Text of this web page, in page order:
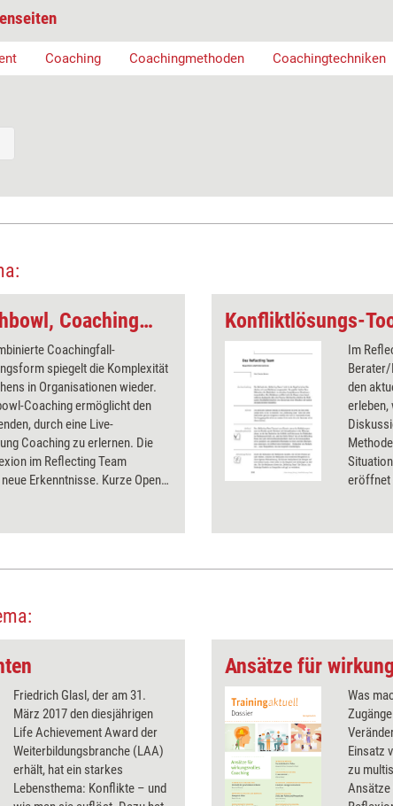
Coaching Coachingmethoden Coachingtechniken
Train the Coach: Fishbowl, Coachingfall, Open Staff Meeting und Reflecting Team in einem Modul
Coachingfall-
spiegelt die Komplexität
in Organisationen wieder.
Coaching ermöglicht den
durch eine Live-
Coaching zu erlernen. Die
im Reflecting Team
Erkenntnisse. Kurze Open
einen Einblick in die Dynamik
Im
den
erleben,
eröffnet
Friedrich Glasl, der am 31.
März 2017 den diesjährigen
Life Achievement Award der
Weiterbildungsbranche (LAA)
erhält, hat ein starkes
Lebensthema: Konflikte – und
Ansätze für
Was
Einsatz
zu
Ansätze